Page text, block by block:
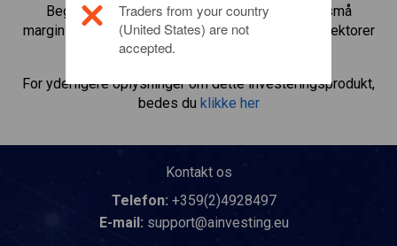
Begynd at handle medItaly 40 Cash
og gear små
marginindskud til at øge handelsmængden. Følg sektorer
og økonomier.
For yderligere oplysninger om dette investeringsprodukt,
bedes du klikke her
Kontakt os
Telefon: +359(2)4928497
E-mail: support@ainvesting.eu
Traders from your country
(United States) are not
accepted.